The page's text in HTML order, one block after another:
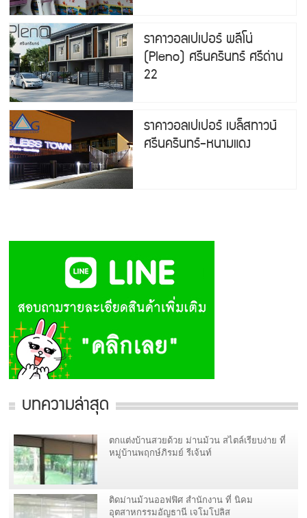
ราคาวอลเปเปอร์ พลีโน่
(Pleno) ศรีนครินทร์ ศรีด่าน
22
ราคาวอลเปเปอร์ เบล็สทาวน์
ศรีนครินทร์-หนามแดง
บทความล่าสุด
ตกแต่งบ้านสวยด้วย ม่านม้วน สไตล์เรียบง่าย ที่
หมู่บ้านพฤกษ์ภิรมย์ รีเจ้นท์
ติดม่านม้วนออฟฟิศ สำนักงาน ที่ นิคม
อุตสาหกรรมอัญธานี เจโมโปลิส